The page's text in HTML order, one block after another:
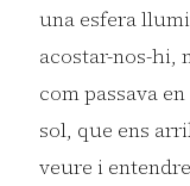
una esfera
acostar-nos-hi,
com passava
sol, que ens
veure i